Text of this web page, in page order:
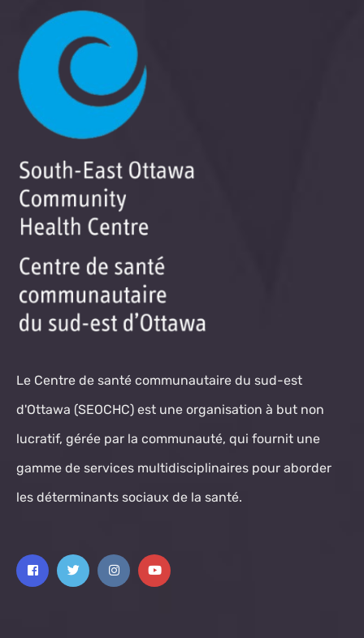
Le Centre de santé communautaire du sud-est
d'Ottawa (SEOCHC) est une organisation à but non
lucratif, gérée par la communauté, qui fournit une
gamme de services multidisciplinaires pour aborder
les déterminants sociaux de la santé.